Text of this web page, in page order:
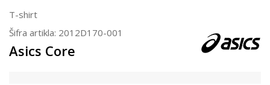
T-shirt
Šifra artikla: 2012D170-001
Asics Core